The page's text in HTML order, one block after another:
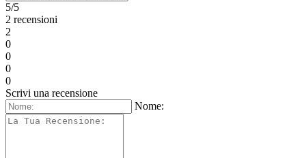
5/5
2 recensioni
2
0
0
0
0
Scrivi una recensione
Nome: